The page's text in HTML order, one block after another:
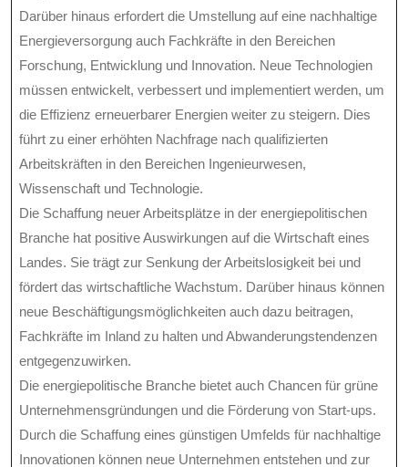
Darüber hinaus erfordert die Umstellung auf eine nachhaltige
Energieversorgung auch Fachkräfte in den Bereichen
Forschung, Entwicklung und Innovation. Neue Technologien
müssen entwickelt, verbessert und implementiert werden, um
die Effizienz erneuerbarer Energien weiter zu steigern. Dies
führt zu einer erhöhten Nachfrage nach qualifizierten
Arbeitskräften in den Bereichen Ingenieurwesen,
Wissenschaft und Technologie.
Die Schaffung neuer Arbeitsplätze in der energiepolitischen
Branche hat positive Auswirkungen auf die Wirtschaft eines
Landes. Sie trägt zur Senkung der Arbeitslosigkeit bei und
fördert das wirtschaftliche Wachstum. Darüber hinaus können
neue Beschäftigungsmöglichkeiten auch dazu beitragen,
Fachkräfte im Inland zu halten und Abwanderungstendenzen
entgegenzuwirken.
Die energiepolitische Branche bietet auch Chancen für grüne
Unternehmensgründungen und die Förderung von Start-ups.
Durch die Schaffung eines günstigen Umfelds für nachhaltige
Innovationen können neue Unternehmen entstehen und zur